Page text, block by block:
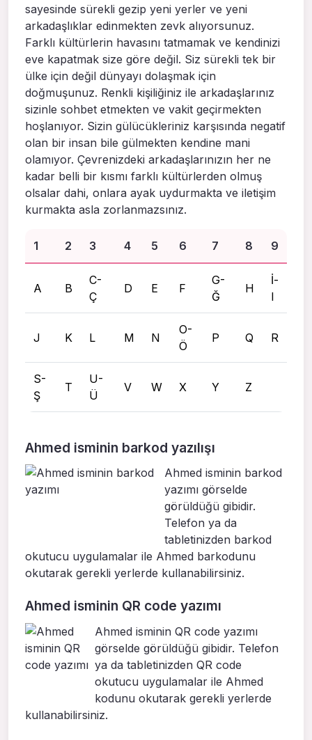
sayesinde sürekli gezip yeni yerler ve yeni
arkadaşlıklar edinmekten zevk alıyorsunuz.
Farklı kültürlerin havasını tatmamak ve kendinizi
eve kapatmak size göre değil. Siz sürekli tek bir
ülke için değil dünyayı dolaşmak için
doğmuşunuz. Renkli kişiliğiniz ile arkadaşlarınız
sizinle sohbet etmekten ve vakit geçirmekten
hoşlanıyor. Sizin gülücükleriniz karşısında negatif
olan bir insan bile gülmekten kendine mani
olamıyor. Çevrenizdeki arkadaşlarınızın her ne
kadar belli bir kısmı farklı kültürlerden olmuş
olsalar dahi, onlara ayak uydurmakta ve iletişim
kurmakta asla zorlanmazsınız.
1 2 3 4 5 6 7 8 9
A B
C-
Ç
D E F
G-
Ğ
H
İ-
I
J K L M N
O-
Ö
P Q R
S-
Ş
T
U-
Ü
V W X Y Z
Ahmed isminin barkod yazılışı
Ahmed isminin barkod
yazımı görselde
görüldüğü gibidir.
Telefon ya da
tabletinizden barkod
okutucu uygulamalar ile Ahmed barkodunu
okutarak gerekli yerlerde kullanabilirsiniz.
Ahmed isminin QR code yazımı
Ahmed isminin QR code yazımı
görselde görüldüğü gibidir. Telefon
ya da tabletinizden QR code
okutucu uygulamalar ile Ahmed
kodunu okutarak gerekli yerlerde
kullanabilirsiniz.